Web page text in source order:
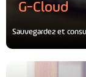
G-Cloud
Sauvegardez et